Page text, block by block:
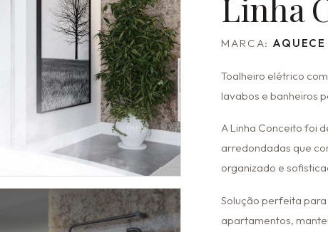
MARCA:
Toalheiro elétrico
lavabos e banheiros
A Linha Conceito foi
arredondadas que
organizado e
Solução perfeita
apartamentos,